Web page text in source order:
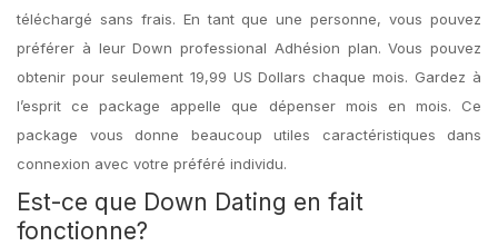
téléchargé sans frais. En tant que une personne, vous pouvez
préférer à leur Down professional Adhésion plan. Vous pouvez
obtenir pour seulement 19,99 US Dollars chaque mois. Gardez à
l’esprit ce package appelle que dépenser mois en mois. Ce
package vous donne beaucoup utiles caractéristiques dans
connexion avec votre préféré individu.
Est-ce que Down Dating en fait
fonctionne?